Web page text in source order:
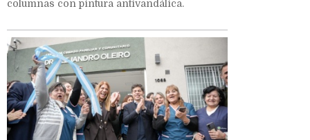
columnas con pintura antivandálica.